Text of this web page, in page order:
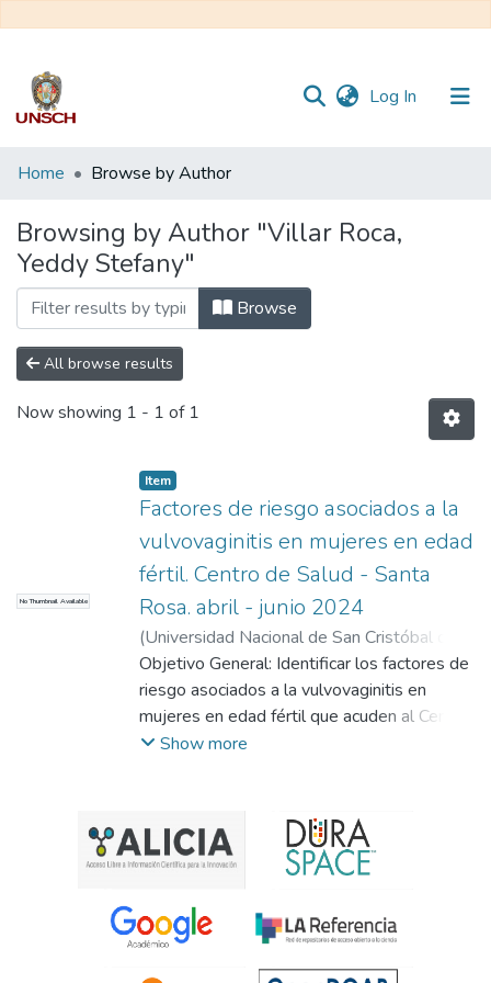
Log In (current)
Communities
Collections
All of DSpace
Home Browse by Author
Browsing by Author "Villar Roca,
Yeddy Stefany"
Browse
All browse results
Now showing 1 - 1 of 1
No Thumbnail Available
Item
Factores de riesgo asociados a la
vulvovaginitis en mujeres en edad
fértil. Centro de Salud - Santa
Rosa. abril - junio 2024
(Universidad Nacional de San Cristóbal de
Huamanga,2024 )Rojas Suarez, Luz
Rosalinda;Villar Roca, Yeddy Stefany;
Anaya, Roaldo
Objetivo General: Identificar los factores de
riesgo asociados a la vulvovaginitis en
mujeres en edad fértil que acuden al Centro
de Salud - Santa Rosa durante los meses
aplicada, de tipo no experimental,
transversal, descriptiva y prospectivo. La
población de estudio está constituida por
mujeres en edad fértil que asisten al Centro
de Salud – Santa Rosa durante el periodo
de abril a junio de 2024. Se tomó una
Show more